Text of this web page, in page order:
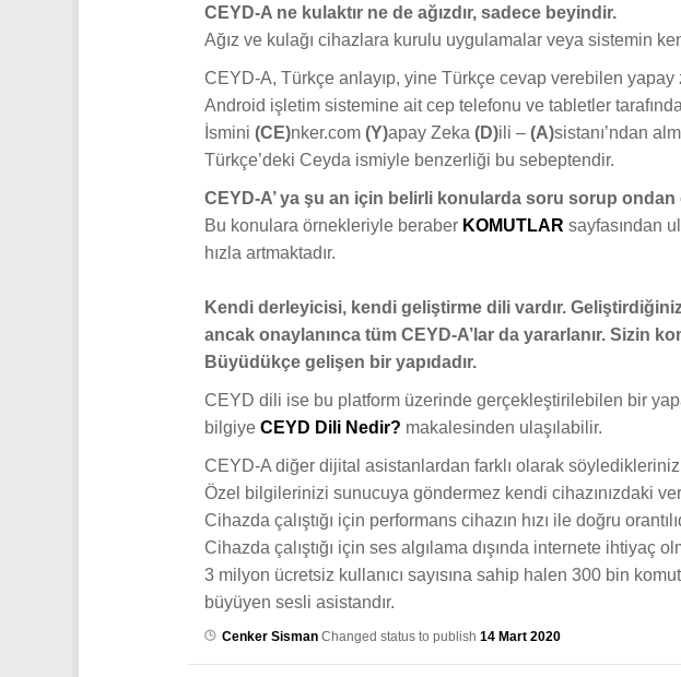
CEYD-A ne kulaktır ne de ağızdır, sadece beyindir.
Ağız ve kulağı cihazlara kurulu uygulamalar veya sistemin
CEYD-A, Türkçe anlayıp, yine Türkçe cevap verebilen yapay
Android işletim sistemine ait cep telefonu ve tabletler
İsmini (CE)nker.com (Y)apay Zeka (D)ili – (A)sistanı’ndan
Türkçe’deki Ceyda ismiyle benzerliği bu sebeptendir.
CEYD-A’ ya şu an için belirli konularda soru sorup ondan
Bu konulara örnekleriyle beraber KOMUTLAR sayfasından
hızla artmaktadır.
Kendi derleyicisi, kendi geliştirme dili vardır.
ancak onaylanınca tüm CEYD-A’lar da yararlanır. Sizin
Büyüdükçe gelişen bir yapıdadır.
CEYD dili ise bu platform üzerinde gerçekleştirilebilen bir
bilgiye CEYD Dili Nedir? makalesinden ulaşılabilir.
CEYD-A diğer dijital asistanlardan farklı olarak söylediklerinizi
Özel bilgilerinizi sunucuya göndermez kendi cihazınızdaki
Cihazda çalıştığı için performans cihazın hızı ile doğru
Cihazda çalıştığı için ses algılama dışında internete ihtiyaç
3 milyon ücretsiz kullanıcı sayısına sahip halen 300 bin
büyüyen sesli asistandır.
Cenker Sisman Changed status to publish 14 Mart 2020